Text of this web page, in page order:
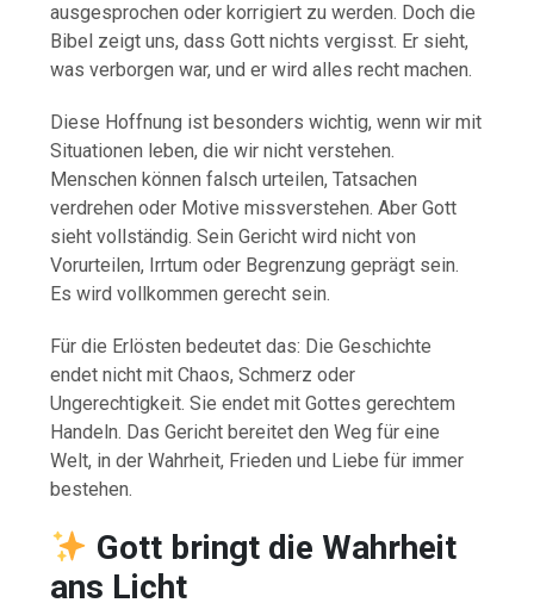
ausgesprochen oder korrigiert zu werden. Doch die
Bibel zeigt uns, dass Gott nichts vergisst. Er sieht,
was verborgen war, und er wird alles recht machen.
Diese Hoffnung ist besonders wichtig, wenn wir mit
Situationen leben, die wir nicht verstehen.
Menschen können falsch urteilen, Tatsachen
verdrehen oder Motive missverstehen. Aber Gott
sieht vollständig. Sein Gericht wird nicht von
Vorurteilen, Irrtum oder Begrenzung geprägt sein.
Es wird vollkommen gerecht sein.
Für die Erlösten bedeutet das: Die Geschichte
endet nicht mit Chaos, Schmerz oder
Ungerechtigkeit. Sie endet mit Gottes gerechtem
Handeln. Das Gericht bereitet den Weg für eine
Welt, in der Wahrheit, Frieden und Liebe für immer
bestehen.
Gott bringt die Wahrheit
ans Licht